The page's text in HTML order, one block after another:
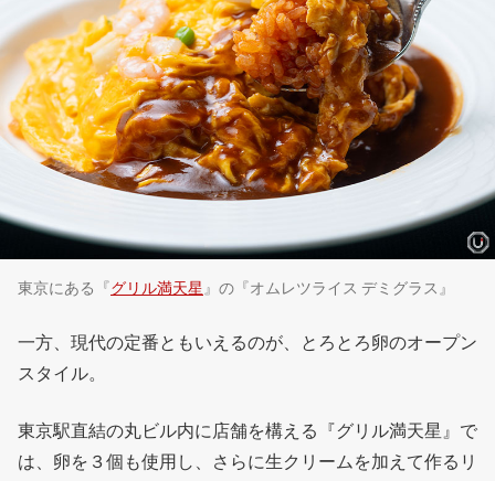
東京にある『グリル満天星 』の『オムレツライス デミグラス』
一方、現代の定番ともいえるのが、とろとろ卵のオープン
スタイル。
東京駅直結の丸ビル内に店舗を構える『グリル満天星』で
は、卵を３個も使用し、さらに生クリームを加えて作るリ